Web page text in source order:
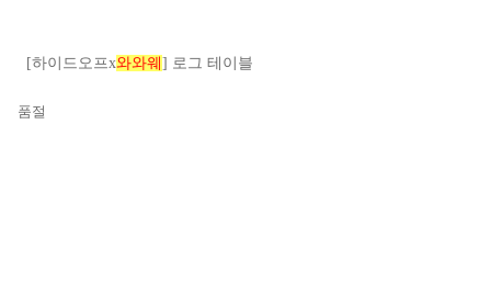
[하이드오프x와와웨 ] 로그 테이블
품절